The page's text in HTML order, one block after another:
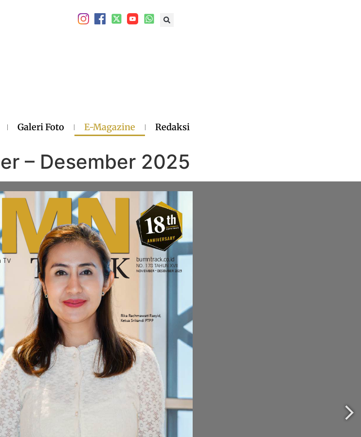
Galeri Foto E-Magazine Redaksi
– Desember 2025